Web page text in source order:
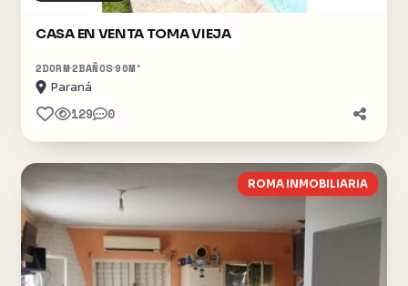
CASA EN VENTA TOMA VIEJA
2DORM2BAÑOS90M²
Paraná
129 0
ROMA INMOBILIARIA